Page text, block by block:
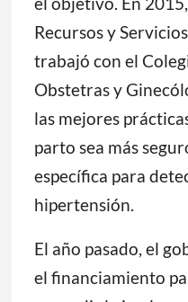
Recursos y
trabajó con el
Obstetras y
las mejores
parto sea más
específica para
hipertensión.
El año pasado, el
el financiamiento